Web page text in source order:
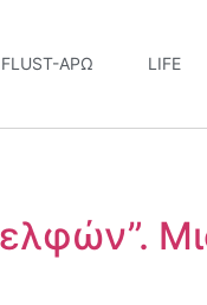
FLUST-ΆΡΩ LIFE